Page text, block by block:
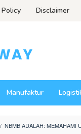
Disclaimer
Manufaktur
/ NBMB ADALAH: MEMAHAMI